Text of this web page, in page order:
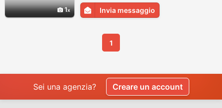
1 Invia messaggio
1
Sei una agenzia? Creare un account